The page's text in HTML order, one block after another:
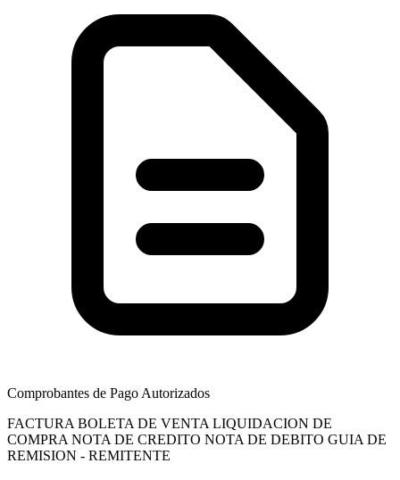
Comprobantes de Pago Autorizados
FACTURA BOLETA DE VENTA LIQUIDACION DE
COMPRA NOTA DE CREDITO NOTA DE DEBITO GUIA DE
REMISION - REMITENTE